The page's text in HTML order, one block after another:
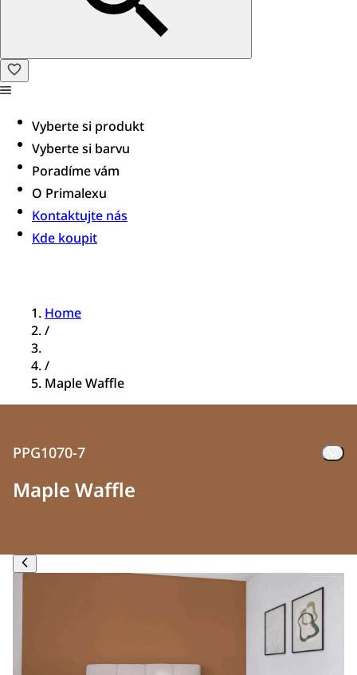
Vyberte si produkt
Vyberte si barvu
Poradíme vám​
O Primalexu
Kontaktujte nás
Kde koupit
Home
/
/
Maple Waffle
PPG1070-7
Maple Waffle